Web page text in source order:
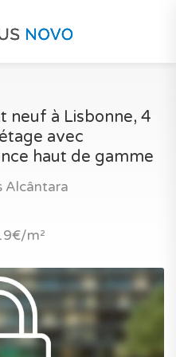
neuf à Lisbonne, 4
avec
haut de gamme
Alcântara
m²